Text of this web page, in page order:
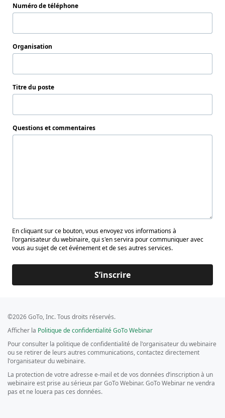
Numéro de téléphone
Organisation
Titre du poste
Questions et commentaires
En cliquant sur ce bouton, vous envoyez vos informations à
l'organisateur du webinaire, qui s'en servira pour communiquer avec
vous au sujet de cet événement et de ses autres services.
S’inscrire
©2026 GoTo, Inc. Tous droits réservés.
Afficher la Politique de confidentialité GoTo Webinar
Pour consulter la politique de confidentialité de l'organisateur du webinaire
ou se retirer de leurs autres communications, contactez directement
l'organisateur du webinaire.
La protection de votre adresse e-mail et de vos données d’inscription à un
webinaire est prise au sérieux par GoTo Webinar. GoTo Webinar ne vendra
pas et ne louera pas ces données.